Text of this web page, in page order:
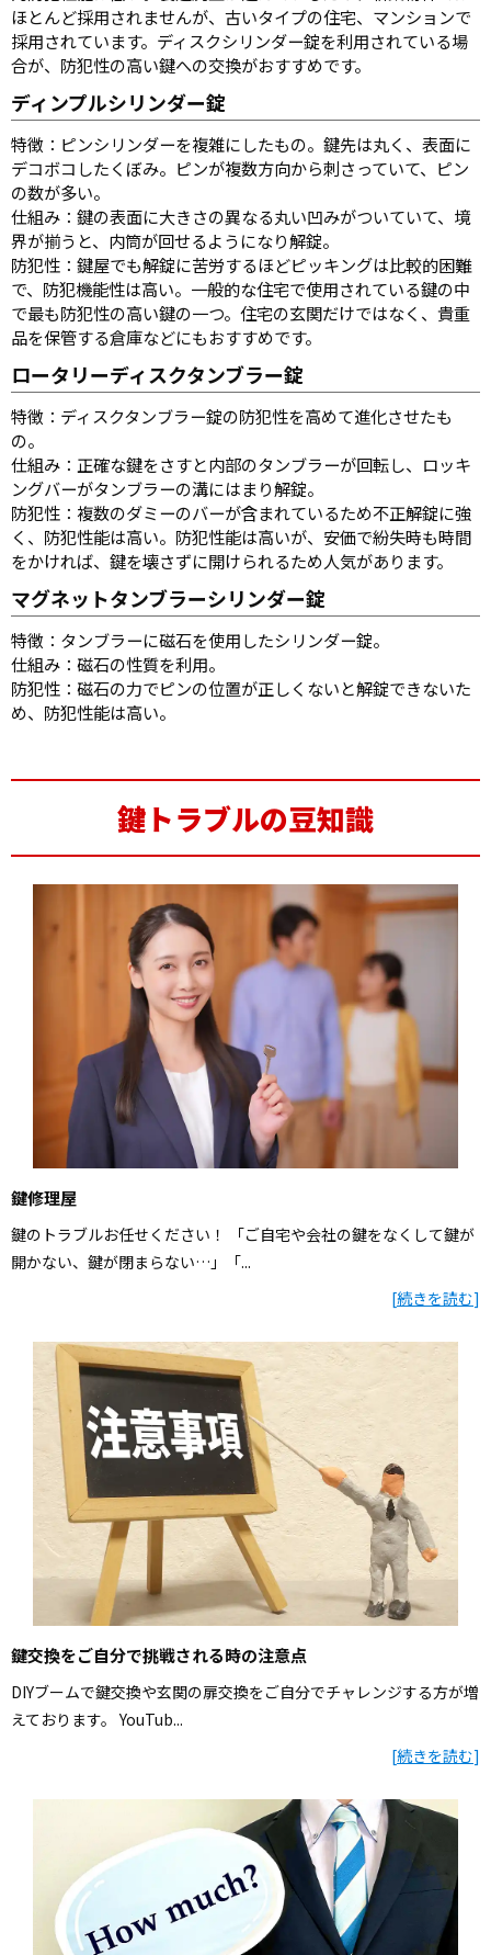
ほとんど採用されませんが、古いタイプの住宅、マンションで
採用されています。ディスクシリンダー錠を利用されている場
合が、防犯性の高い鍵への交換がおすすめです。
ディンプルシリンダー錠
特徴：ピンシリンダーを複雑にしたもの。鍵先は丸く、表面に
デコボコしたくぼみ。ピンが複数方向から刺さっていて、ピン
の数が多い。
仕組み：鍵の表面に大きさの異なる丸い凹みがついていて、境
界が揃うと、内筒が回せるようになり解錠。
防犯性：鍵屋でも解錠に苦労するほどピッキングは比較的困難
で、防犯機能性は高い。一般的な住宅で使用されている鍵の中
で最も防犯性の高い鍵の一つ。住宅の玄関だけではなく、貴重
品を保管する倉庫などにもおすすめです。
ロータリーディスクタンブラー錠
特徴：ディスクタンブラー錠の防犯性を高めて進化させたも
の。
仕組み：正確な鍵をさすと内部のタンブラーが回転し、ロッキ
ングバーがタンブラーの溝にはまり解錠。
防犯性：複数のダミーのバーが含まれているため不正解錠に強
く、防犯性能は高い。防犯性能は高いが、安価で紛失時も時間
をかければ、鍵を壊さずに開けられるため人気があります。
マグネットタンブラーシリンダー錠
特徴：タンブラーに磁石を使用したシリンダー錠。
仕組み：磁石の性質を利用。
防犯性：磁石の力でピンの位置が正しくないと解錠できないた
め、防犯性能は高い。
鍵トラブルの豆知識
鍵修理屋
鍵のトラブルお任せください！ 「ご自宅や会社の鍵をなくして鍵が
開かない、鍵が閉まらない…」「...
[続きを読む]
鍵交換をご自分で挑戦される時の注意点
DIYブームで鍵交換や玄関の扉交換をご自分でチャレンジする方が増
えております。 YouTub...
[続きを読む]